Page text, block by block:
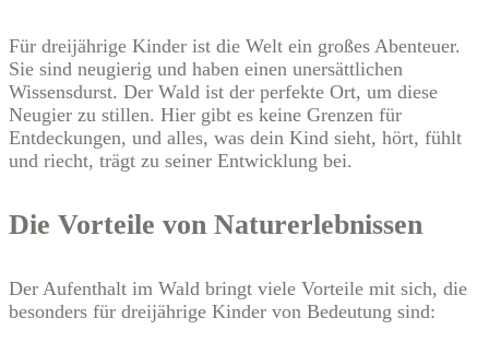
Für dreijährige Kinder ist die Welt ein großes Abenteuer.
Sie sind neugierig und haben einen unersättlichen
Wissensdurst. Der Wald ist der perfekte Ort, um diese
Neugier zu stillen. Hier gibt es keine Grenzen für
Entdeckungen, und alles, was dein Kind sieht, hört, fühlt
und riecht, trägt zu seiner Entwicklung bei.
Die Vorteile von Naturerlebnissen
Der Aufenthalt im Wald bringt viele Vorteile mit sich, die
besonders für dreijährige Kinder von Bedeutung sind: